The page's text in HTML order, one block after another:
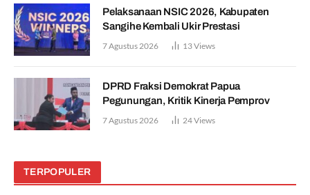
Pelaksanaan NSIC 2026, Kabupaten
Sangihe Kembali Ukir Prestasi
7 Agustus 2026 13Views
DPRD Fraksi Demokrat Papua
Pegunungan, Kritik Kinerja Pemprov
7 Agustus 2026 24Views
TERPOPULER